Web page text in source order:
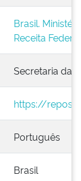
Brasil.
Receita Federal
Secretaria da
https://
Português
Brasil